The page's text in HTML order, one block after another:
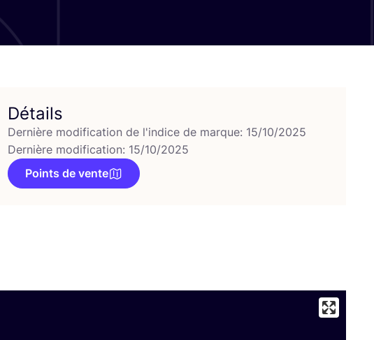
Détails
Dernière modification de l'indice de marque: 15/10/2025
Dernière modification: 15/10/2025
Points de vente